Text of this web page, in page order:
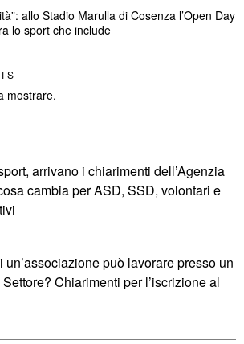
allo Stadio Marulla di Cosenza l’Open Day
lo sport che include
mostrare.
arrivano i chiarimenti dell’Agenzia
cambia per ASD, SSD, volontari e
un’associazione può lavorare presso un
Chiarimenti per l’iscrizione al